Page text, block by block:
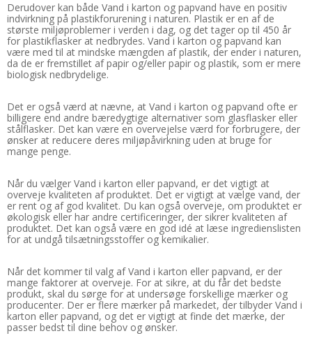
Derudover kan både Vand i karton og papvand have en positiv
indvirkning på plastikforurening i naturen. Plastik er en af de
største miljøproblemer i verden i dag, og det tager op til 450 år
for plastikflasker at nedbrydes. Vand i karton og papvand kan
være med til at mindske mængden af plastik, der ender i naturen,
da de er fremstillet af papir og/eller papir og plastik, som er mere
biologisk nedbrydelige.
Det er også værd at nævne, at Vand i karton og papvand ofte er
billigere end andre bæredygtige alternativer som glasflasker eller
stålflasker. Det kan være en overvejelse værd for forbrugere, der
ønsker at reducere deres miljøpåvirkning uden at bruge for
mange penge.
Når du vælger Vand i karton eller papvand, er det vigtigt at
overveje kvaliteten af produktet. Det er vigtigt at vælge vand, der
er rent og af god kvalitet. Du kan også overveje, om produktet er
økologisk eller har andre certificeringer, der sikrer kvaliteten af
produktet. Det kan også være en god idé at læse ingredienslisten
for at undgå tilsætningsstoffer og kemikalier.
Når det kommer til valg af Vand i karton eller papvand, er der
mange faktorer at overveje. For at sikre, at du får det bedste
produkt, skal du sørge for at undersøge forskellige mærker og
producenter. Der er flere mærker på markedet, der tilbyder Vand i
karton eller papvand, og det er vigtigt at finde det mærke, der
passer bedst til dine behov og ønsker.